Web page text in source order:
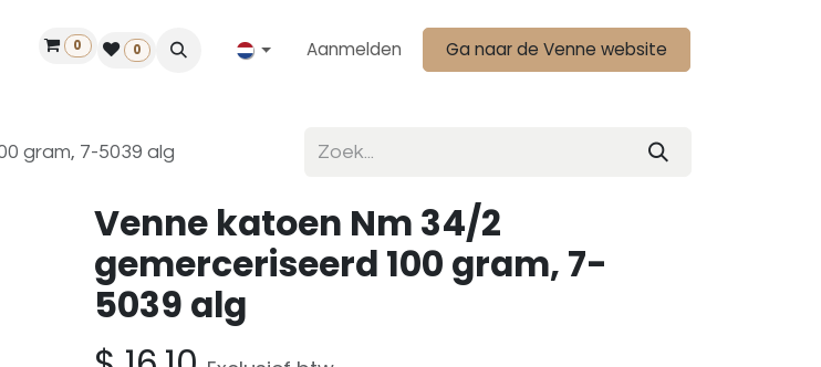
Vind een dealer
0 0 Aanmelden Ga naar de Venne website
gram, 7-5039 alg
Venne katoen Nm 34/2
gemerceriseerd 100 gram, 7-
5039 alg